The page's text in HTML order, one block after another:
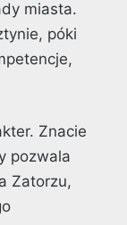
miasta.
póki
Znacie
pozwala
Zatorzu,